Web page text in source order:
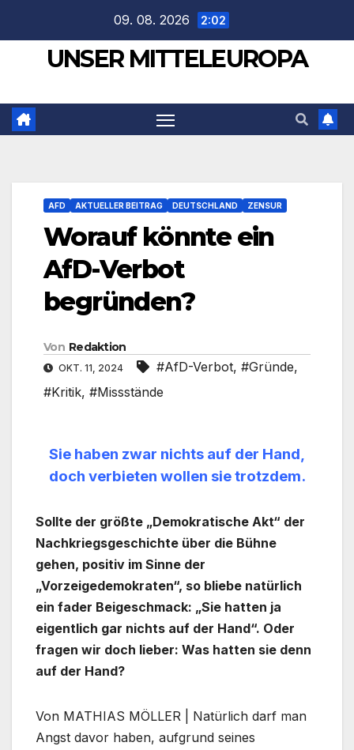
springen
09. 08. 2026 2:02
UNSER MITTELEUROPA
AFD AKTUELLER BEITRAG DEUTSCHLAND ZENSUR
Worauf könnte ein
AfD-Verbot
begründen?
Von Redaktion
OKT. 11, 2024 #AfD-Verbot, #Gründe,
#Kritik, #Missstände
Sie haben zwar nichts auf der Hand,
doch verbieten wollen sie trotzdem.
Sollte der größte „Demokratische Akt“ der
Nachkriegsgeschichte über die Bühne
gehen, positiv im Sinne der
„Vorzeigedemokraten“, so bliebe natürlich
ein fader Beigeschmack: „Sie hatten ja
eigentlich gar nichts auf der Hand“. Oder
fragen wir doch lieber: Was hatten sie denn
auf der Hand?
Von MATHIAS MÖLLER | Natürlich darf man
Angst davor haben, aufgrund seines